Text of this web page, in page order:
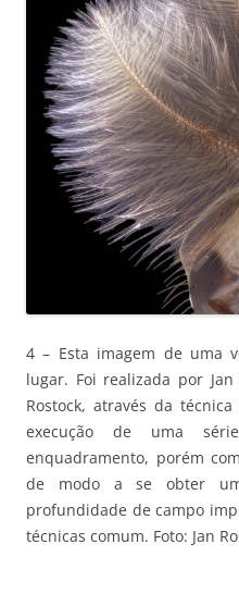
4 – Esta imagem de uma
lugar. Foi realizada por
Rostock, através da
execução de uma
enquadramento, porém
de modo a se obter
profundidade de campo
técnicas comum. Foto: Jan